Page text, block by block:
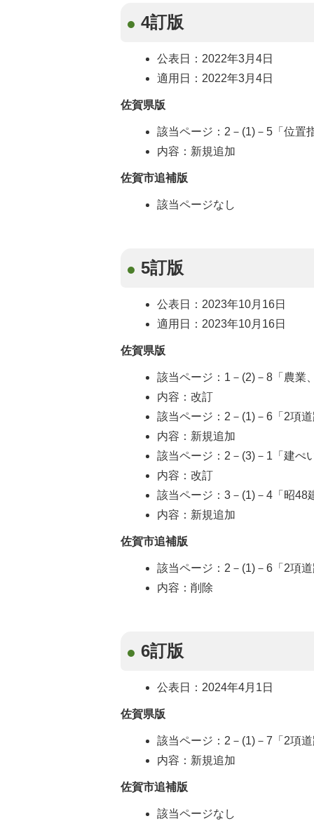
4訂版
公表日：2022年3月4日
適用日：2022年3月4日
佐賀県版
該当ページ：2－(1)－5「位置
内容：新規追加
佐賀市追補版
該当ページなし
5訂版
公表日：2023年10月16日
適用日：2023年10月16日
佐賀県版
該当ページ：1－(2)－8「農業
内容：改訂
該当ページ：2－(1)－6「2項道
内容：新規追加
該当ページ：2－(3)－1「建ぺ
内容：改訂
該当ページ：3－(1)－4「昭48
内容：新規追加
佐賀市追補版
該当ページ：2－(1)－6「2項道
内容：削除
6訂版
公表日：2024年4月1日
佐賀県版
該当ページ：2－(1)－7「2項道
内容：新規追加
佐賀市追補版
該当ページなし